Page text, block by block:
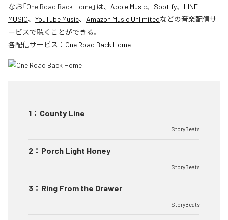
なお「One Road Back Home」は、 Apple Music、 Spotify、 LINE
MUSIC、 YouTube Music、 Amazon Music Unlimitedなどの音楽配信サ
ービスで聴くことができる。
各配信サービス： One Road Back Home
1 ： County Line
StoryBeats
2 ： Porch Light Honey
StoryBeats
3 ： Ring From the Drawer
StoryBeats